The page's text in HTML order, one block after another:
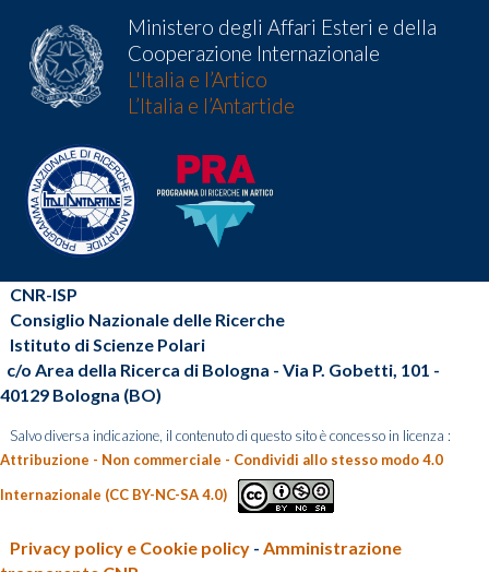
Ministero degli Affari Esteri e della
Cooperazione Internazionale
L'Italia e l’Artico
L’Italia e l’Antartide
CNR-ISP
Consiglio Nazionale delle Ricerche
Istituto di Scienze Polari
c/o Area della Ricerca di Bologna - Via P. Gobetti, 101 -
40129 Bologna (BO)
Salvo diversa indicazione, il contenuto di questo sito è concesso in licenza :
Attribuzione - Non commerciale - Condividi allo stesso modo 4.0
Internazionale (CC BY-NC-SA 4.0)
Privacy policy e Cookie policy - Amministrazione